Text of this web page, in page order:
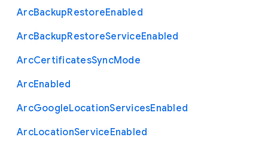
ArcBackupRestoreEnabled
ArcBackupRestoreServiceEnabled
ArcCertificatesSyncMode
ArcEnabled
ArcGoogleLocationServicesEnabled
ArcLocationServiceEnabled